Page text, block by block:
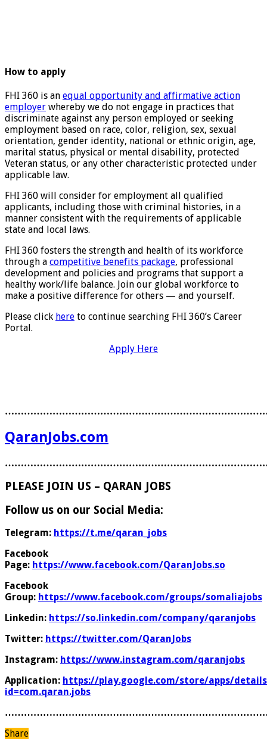
How to apply
FHI 360 is an equal opportunity and affirmative action
employer whereby we do not engage in practices that
discriminate against any person employed or seeking
employment based on race, color, religion, sex, sexual
orientation, gender identity, national or ethnic origin, age,
marital status, physical or mental disability, protected
Veteran status, or any other characteristic protected under
applicable law.
FHI 360 will consider for employment all qualified
applicants, including those with criminal histories, in a
manner consistent with the requirements of applicable
state and local laws.
FHI 360 fosters the strength and health of its workforce
through a competitive benefits package, professional
development and policies and programs that support a
healthy work/life balance. Join our global workforce to
make a positive difference for others — and yourself.
Please click here to continue searching FHI 360’s Career
Portal.
Apply Here
QaranJobs.com
PLEASE JOIN US – QARAN JOBS
Follow us on our Social Media:
Telegram: https://t.me/qaran_jobs
Facebook
Page: https://www.facebook.com/QaranJobs.so
Facebook
Group: https://www.facebook.com/groups/somaliajobs
Linkedin: https://so.linkedin.com/company/qaranjobs
Twitter: https://twitter.com/QaranJobs
Instagram: https://www.instagram.com/qaranjobs
Application: https://play.google.com/store/apps/
id=com.qaran.jobs
Share